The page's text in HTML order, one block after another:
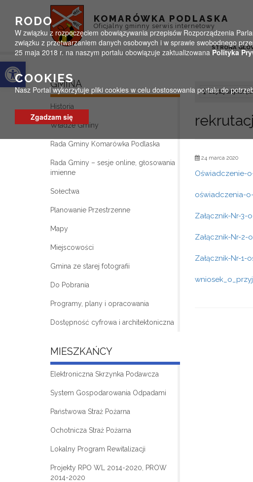
Otwórz pasek narzędzi
KOMARÓWKA PODLASKA
Oficjalny gminny serwis internetowy
STRONA
GMINA
Historia
Władze Gminy
Rada Gminy Komarówka Podlaska
Rada Gminy – sesje online, głosowania
imienne
Sołectwa
Planowanie Przestrzenne
Mapy
Miejscowości
Gmina ze starej fotografii
Do Pobrania
Programy, plany i opracowania
Dostępność cyfrowa i architektoniczna
MIESZKAŃCY
Elektroniczna Skrzynka Podawcza
System Gospodarowania Odpadami
Państwowa Straż Pożarna
Ochotnicza Straż Pożarna
Lokalny Program Rewitalizacji
Projekty RPO WL 2014-2020, PROW
2014-2020
Czytaj artykuł
24 marca 2020
Oświadczenie-
oświadczenia-
Załącznik-Nr-
Załącznik-Nr-
Załącznik-Nr-
RODO
W związku z rozpoczęciem obowiązywania przepisów Rozporządzenia
związku z przetwarzaniem danych osobowych i w sprawie swobodnego
25 maja 2018 r. na naszym portalu obowiązuje zaktualizowana Polityka
COOKIES
Nasz Portal wykorzytuje pliki cookies w celu dostosowania portalu do
Zgadzam się